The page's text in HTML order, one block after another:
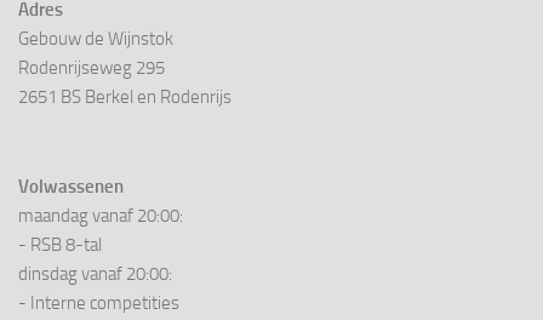
Adres
Gebouw de Wijnstok
Rodenrijseweg 295
2651 BS Berkel en Rodenrijs
Volwassenen
maandag vanaf 20:00:
- RSB 8-tal
dinsdag vanaf 20:00:
- Interne competities